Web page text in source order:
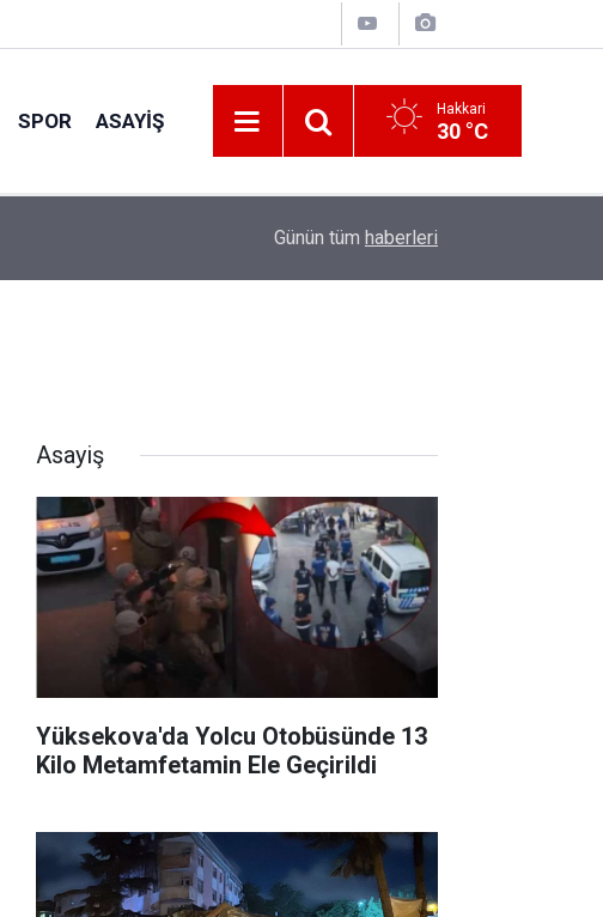
SPOR ASAYIŞ Hakkari
30 °C
Serê Kaniyê'ye büyük dönüş başlıyor: İlk kafile
Günün tüm haberleri
Asayiş
Yüksekova'da Yolcu Otobüsünde 13
Kilo Metamfetamin Ele Geçirildi